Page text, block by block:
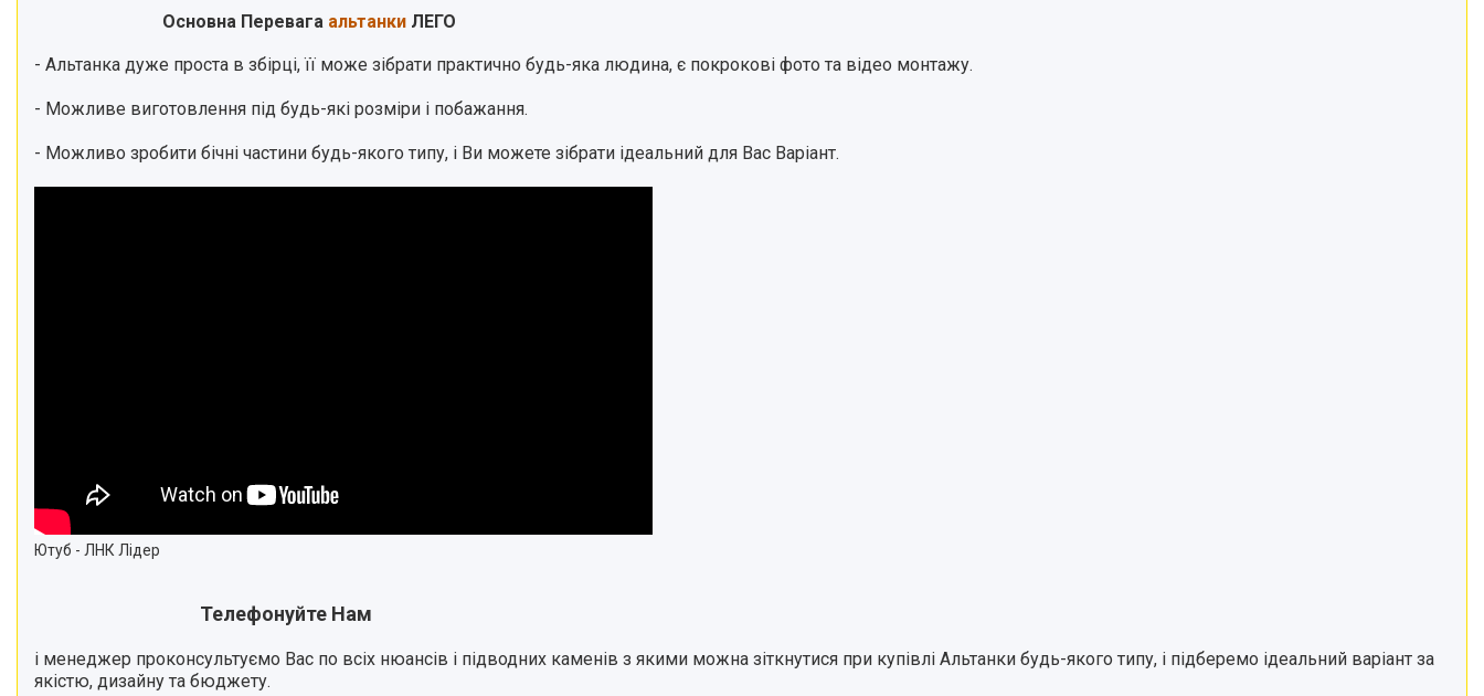
Основна Перевага альтанки ЛЕГО
- Альтанка дуже проста в збірці, її може зібрати практично будь-яка людина, є покрокові фото та відео монтажу.
- Можливе виготовлення під будь-які розміри і побажання.
- Можливо зробити бічні частини будь-якого типу, і Ви можете зібрати ідеальний для Вас Варіант.
Ютуб - ЛНК Лідер
Телефонуйте Нам
і менеджер проконсультуємо Вас по всіх нюансів і підводних каменів з якими можна зіткнутися при купівлі Альтанки будь-якого типу, і підберемо ідеальний варіант за
якістю, дизайну та бюджету.